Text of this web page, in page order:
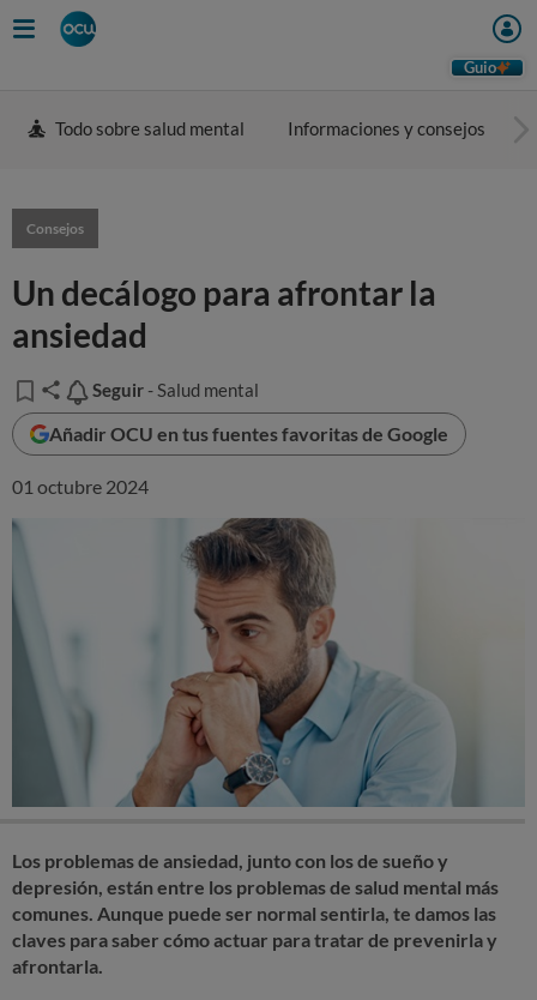
Guio
Todo sobre salud mental Informaciones y consejos
Consejos
Un decálogo para afrontar la
ansiedad
Seguir
Seguir - Salud mental
Añadir OCU en tus fuentes favoritas de Google
01 octubre 2024
Los problemas de ansiedad, junto con los de sueño y
depresión, están entre los problemas de salud mental más
comunes. Aunque puede ser normal sentirla, te damos las
claves para saber cómo actuar para tratar de prevenirla y
afrontarla.